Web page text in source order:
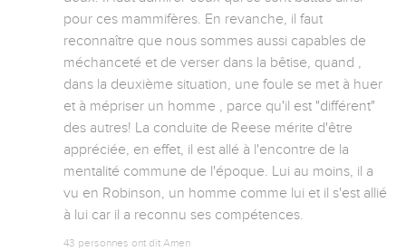
pour ces mammifères. En revanche, il faut
reconnaître que nous sommes aussi capables de
méchanceté et de verser dans la bêtise, quand ,
dans la deuxième situation, une foule se met à huer
et à mépriser un homme , parce qu'il est "différent"
des autres! La conduite de Reese mérite d'être
appréciée, en effet, il est allé à l'encontre de la
mentalité commune de l'époque. Lui au moins, il a
vu en Robinson, un homme comme lui et il s'est allié
à lui car il a reconnu ses compétences.
43 personnes ont dit Amen